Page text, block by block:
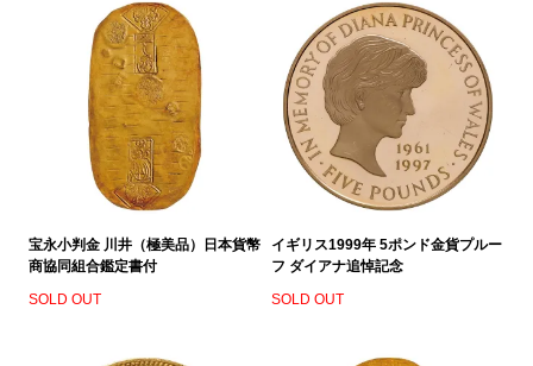
宝永小判金 川井（極美品）日本貨幣
商協同組合鑑定書付
SOLD OUT
イギリス1999年 5ポンド金貨プルー
フ ダイアナ追悼記念
SOLD OUT